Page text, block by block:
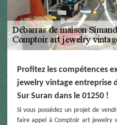
Profitez les compétences
jewelry vintage entreprise
Sur Suran dans le 01250 !
Si vous possédez un projet de
faire appel à Comptoir art jewelry